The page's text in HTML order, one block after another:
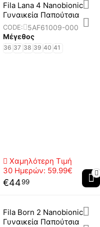
Fila Lana 4 Nanobionic
Γυναικεία Παπούτσια
CODE:
5AF61009-000
Μέγεθος
36 37 38 39 40 41
Χαμηλότερη Τιμή
30 Ημερών: 59.99€
€4499
Fila Born 2 Nanobionic
Γυναικεία Παπούτσια